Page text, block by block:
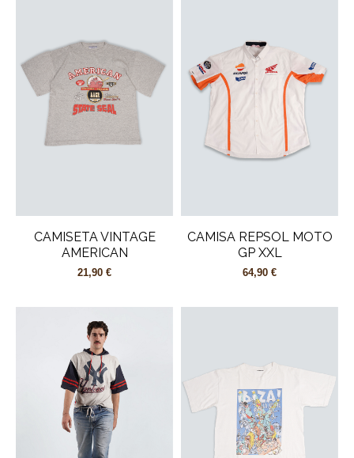
CAMISETA VINTAGE
AMERICAN
21,90 €
CAMISA REPSOL MOTO
GP XXL
64,90 €